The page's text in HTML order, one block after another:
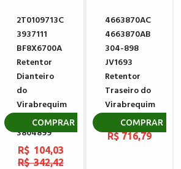
2T0109713C
3937111
BF8X6700A
Retentor
Dianteiro
do
Virabrequim
CUMMINS
3804899
R$ 104,03
R$ 342,42
COMPRAR
4663870AC
4663870AB
304-898
JV1693
Retentor
Traseiro do
Virabrequim
DODGE FIAT
R$ 716,79
COMPRAR